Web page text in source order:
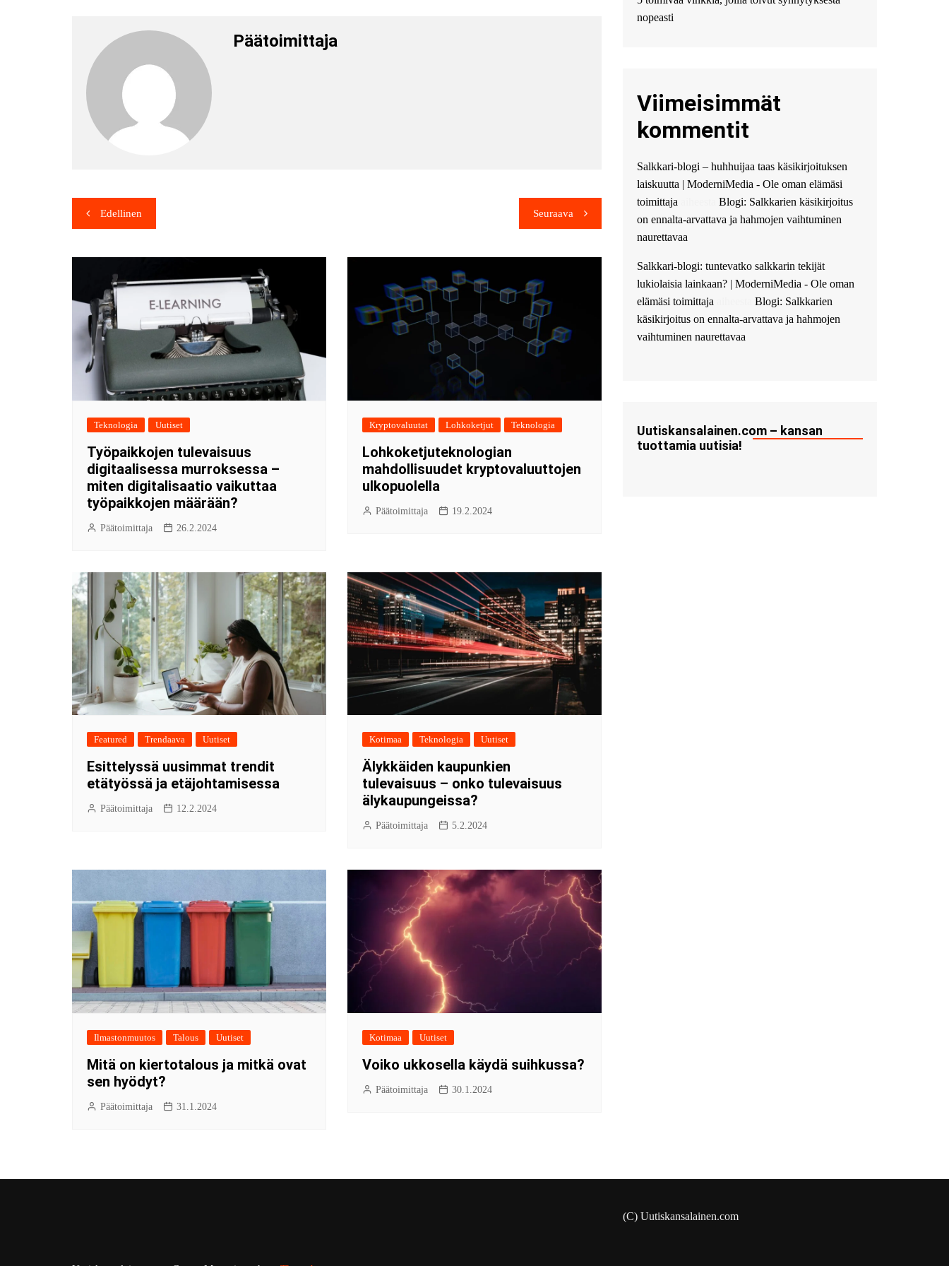
Päätoimittaja
Edellinen Seuraava
Teknologia Uutiset
Työpaikkojen tulevaisuus
digitaalisessa murroksessa –
miten digitalisaatio vaikuttaa
työpaikkojen määrään?
Päätoimittaja 26.2.2024
Kryptovaluutat Lohkoketjut Teknologia
Lohkoketjuteknologian
mahdollisuudet kryptovaluuttojen
ulkopuolella
Päätoimittaja 19.2.2024
Featured Trendaava Uutiset
Esittelyssä uusimmat trendit
etätyössä ja etäjohtamisessa
Päätoimittaja 12.2.2024
Kotimaa Teknologia Uutiset
Älykkäiden kaupunkien
tulevaisuus – onko tulevaisuus
älykaupungeissa?
Päätoimittaja 5.2.2024
Ilmastonmuutos Talous Uutiset
Mitä on kiertotalous ja mitkä ovat
sen hyödyt?
Päätoimittaja 31.1.2024
Kotimaa Uutiset
Voiko ukkosella käydä suihkussa?
Päätoimittaja 30.1.2024
высокоприбыльные
guest_5115 :hello
You’ve successfully installed
nopeasti
Viimeisimmät
kommentit
Salkkari-blogi – huhhuijaa taas käsikirjoituksen
laiskuutta | ModerniMedia - Ole oman elämäsi
toimittaja
Blogi: Salkkarien käsikirjoitus
on ennalta-arvattava ja hahmojen vaihtuminen
naurettavaa
Salkkari-blogi: tuntevatko salkkarin tekijät
lukiolaisia lainkaan? | ModerniMedia - Ole oman
elämäsi toimittaja
Blogi: Salkkarien
käsikirjoitus on ennalta-arvattava ja hahmojen
vaihtuminen naurettavaa
Uutiskansalainen.com – kansan
tuottamia uutisia!
(C) Uutiskansalainen.com